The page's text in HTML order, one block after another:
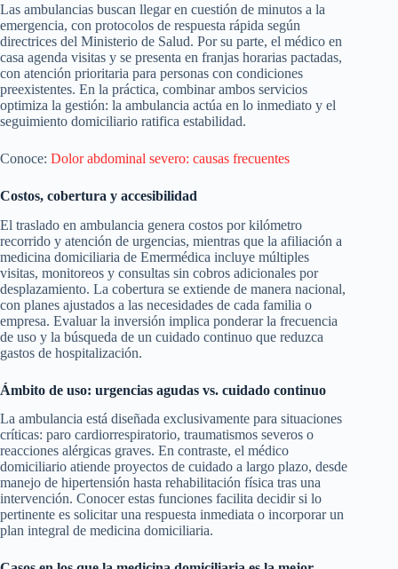
Las ambulancias buscan llegar en cuestión de minutos a la
emergencia, con protocolos de respuesta rápida según
directrices del Ministerio de Salud. Por su parte, el médico en
casa agenda visitas y se presenta en franjas horarias pactadas,
con atención prioritaria para personas con condiciones
preexistentes. En la práctica, combinar ambos servicios
optimiza la gestión: la ambulancia actúa en lo inmediato y el
seguimiento domiciliario ratifica estabilidad.
Conoce: Dolor abdominal severo: causas frecuentes
Costos, cobertura y accesibilidad
El traslado en ambulancia genera costos por kilómetro
recorrido y atención de urgencias, mientras que la afiliación a
medicina domiciliaria de Emermédica incluye múltiples
visitas, monitoreos y consultas sin cobros adicionales por
desplazamiento. La cobertura se extiende de manera nacional,
con planes ajustados a las necesidades de cada familia o
empresa. Evaluar la inversión implica ponderar la frecuencia
de uso y la búsqueda de un cuidado continuo que reduzca
gastos de hospitalización.
Ámbito de uso: urgencias agudas vs. cuidado continuo
La ambulancia está diseñada exclusivamente para situaciones
críticas: paro cardiorrespiratorio, traumatismos severos o
reacciones alérgicas graves. En contraste, el médico
domiciliario atiende proyectos de cuidado a largo plazo, desde
manejo de hipertensión hasta rehabilitación física tras una
intervención. Conocer estas funciones facilita decidir si lo
pertinente es solicitar una respuesta inmediata o incorporar un
plan integral de medicina domiciliaria.